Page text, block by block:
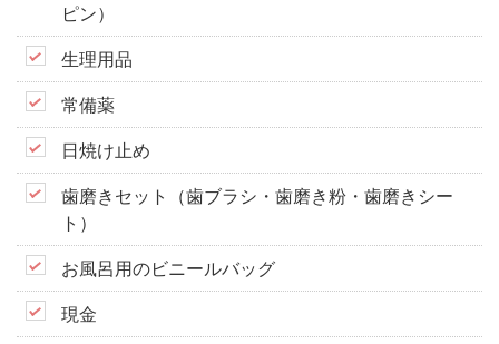
ピン）
生理用品
常備薬
日焼け止め
歯磨きセット（歯ブラシ・歯磨き粉・歯磨きシー
ト）
お風呂用のビニールバッグ
現金